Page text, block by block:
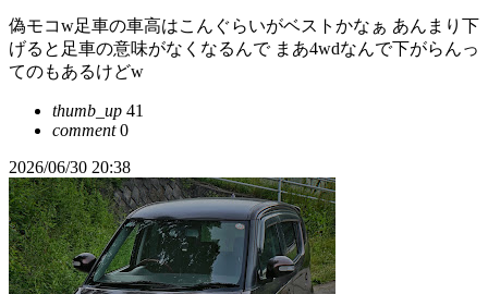
偽モコw足車の車高はこんぐらいがベストかなぁ あんまり下
げると足車の意味がなくなるんで まあ4wdなんで下がらんっ
てのもあるけどw
thumb_up 41
comment0
2026/06/30 20:38